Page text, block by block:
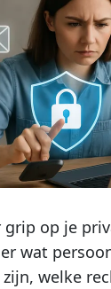
op je
wat
welke